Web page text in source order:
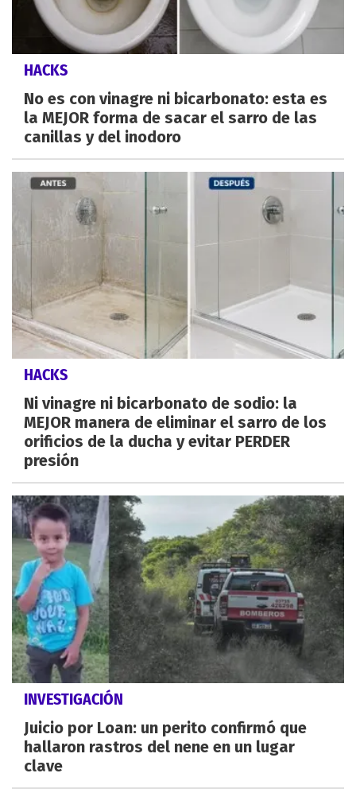
HACKS
No es con vinagre ni bicarbonato: esta es
la MEJOR forma de sacar el sarro de las
canillas y del inodoro
HACKS
Ni vinagre ni bicarbonato de sodio: la
MEJOR manera de eliminar el sarro de los
orificios de la ducha y evitar PERDER
presión
INVESTIGACIÓN
Juicio por Loan: un perito confirmó que
hallaron rastros del nene en un lugar
clave